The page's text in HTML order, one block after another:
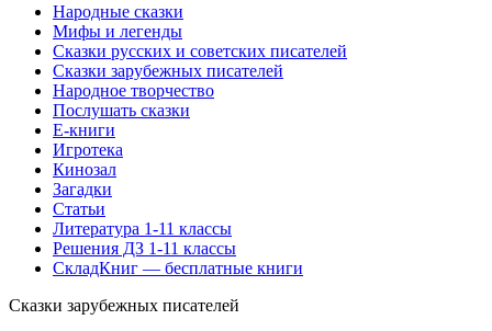
Народные сказки
Мифы и легенды
Сказки русских и советских писателей
Сказки зарубежных писателей
Народное творчество
Послушать сказки
Е-книги
Игротека
Кинозал
Загадки
Статьи
Литература 1-11 классы
Решения ДЗ 1-11 классы
СкладКниг — бесплатные книги
Сказки зарубежных писателей